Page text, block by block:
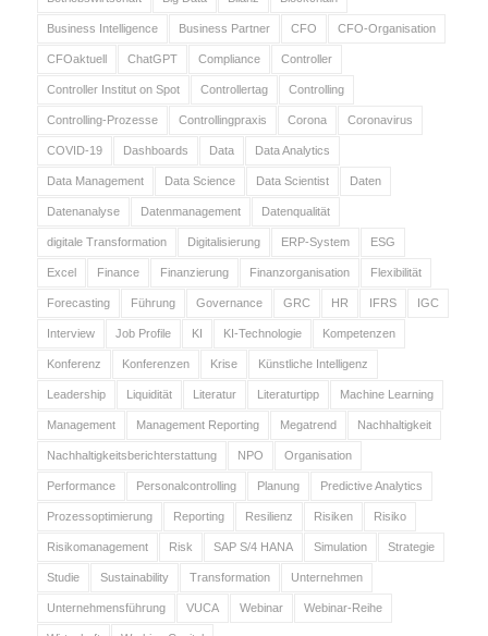
Business Intelligence Business Partner CFO CFO-Organisation
CFOaktuell ChatGPT Compliance Controller
Controller Institut on Spot Controllertag Controlling
Controlling-Prozesse Controllingpraxis Corona Coronavirus
COVID-19 Dashboards Data Data Analytics
Data Management Data Science Data Scientist Daten
Datenanalyse Datenmanagement Datenqualität
digitale Transformation Digitalisierung ERP-System ESG
Excel Finance Finanzierung Finanzorganisation Flexibilität
Forecasting Führung Governance GRC HR IFRS IGC
Interview Job Profile KI KI-Technologie Kompetenzen
Konferenz Konferenzen Krise Künstliche Intelligenz
Leadership Liquidität Literatur Literaturtipp Machine Learning
Management Management Reporting Megatrend Nachhaltigkeit
Nachhaltigkeitsberichterstattung NPO Organisation
Performance Personalcontrolling Planung Predictive Analytics
Prozessoptimierung Reporting Resilienz Risiken Risiko
Risikomanagement Risk SAP S/4 HANA Simulation Strategie
Studie Sustainability Transformation Unternehmen
Unternehmensführung VUCA Webinar Webinar-Reihe